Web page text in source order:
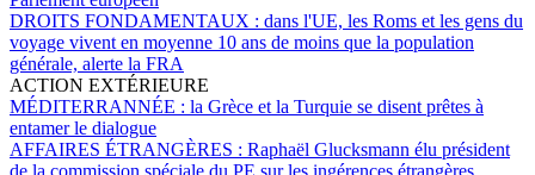
DROITS FONDAMENTAUX : dans l'UE, les Roms et les gens du
voyage vivent en moyenne 10 ans de moins que la population
générale, alerte la FRA
ACTION EXTÉRIEURE
MÉDITERRANNÉE : la Grèce et la Turquie se disent prêtes à
entamer le dialogue
AFFAIRES ÉTRANGÈRES : Raphaël Glucksmann élu président
de la commission spéciale du PE sur les ingérences étrangères